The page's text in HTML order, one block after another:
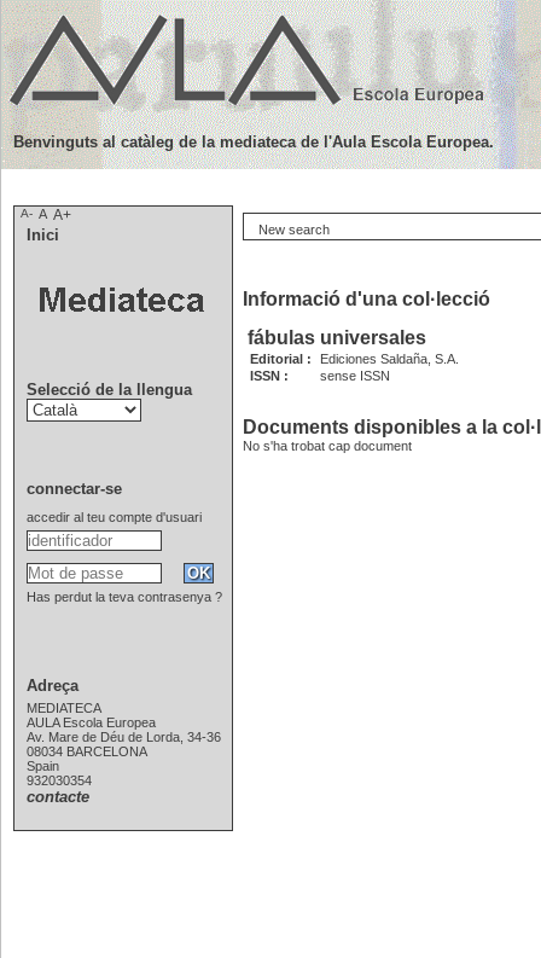
New search
Informació d'una col·lecció
fábulas universales
Editorial :
Ediciones Saldaña, S.A.
ISSN :
sense ISSN
Documents disponibles a la
No s'ha trobat cap document
Benvinguts al catàleg de la mediateca de l'Aula Escola Europea.
A- A A+
Inici
Selecció de la llengua
connectar-se
accedir al teu compte d'usuari
Has perdut la teva contrasenya ?
Adreça
MEDIATECA
AULA Escola Europea
Av. Mare de Déu de Lorda, 34-36
08034 BARCELONA
Spain
932030354
contacte